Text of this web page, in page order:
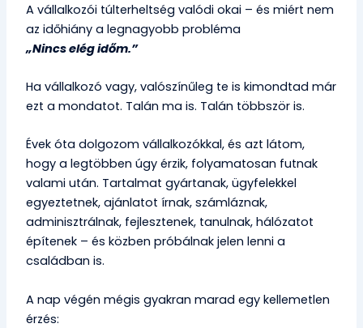
A vállalkozói túlterheltség valódi okai – és miért nem
az időhiány a legnagyobb probléma
„Nincs elég időm.”
Ha vállalkozó vagy, valószínűleg te is kimondtad már
ezt a mondatot. Talán ma is. Talán többször is.
Évek óta dolgozom vállalkozókkal, és azt látom,
hogy a legtöbben úgy érzik, folyamatosan futnak
valami után. Tartalmat gyártanak, ügyfelekkel
egyeztetnek, ajánlatot írnak, számláznak,
adminisztrálnak, fejlesztenek, tanulnak, hálózatot
építenek – és közben próbálnak jelen lenni a
családban is.
A nap végén mégis gyakran marad egy kellemetlen
érzés: